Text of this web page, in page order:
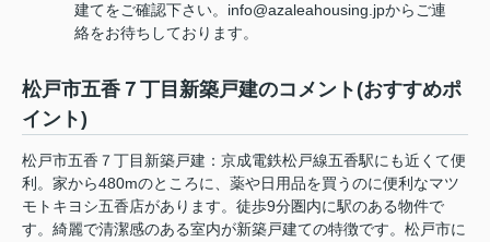
建てをご確認下さい。info@azaleahousing.jpからご連
絡をお待ちしております。
松戸市五香７丁目新築戸建のコメント(おすすめポ
イント)
松戸市五香７丁目新築戸建：京成電鉄松戸線五香駅にも近くて便
利。家から480mのところに、薬や日用品を買うのに便利なマツ
モトキヨシ五香店があります。徒歩9分圏内に駅のある物件で
す。綺麗で清潔感のある室内が新築戸建ての特徴です。松戸市に